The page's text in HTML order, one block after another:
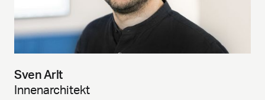
Sven Arlt
Innenarchitekt